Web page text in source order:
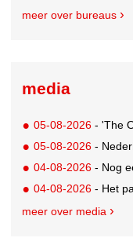
meer over bureaus
media
05-08-2026 - 'The
05-08-2026 -
04-08-2026 - Nog een
04-08-2026 - Het
meer over media